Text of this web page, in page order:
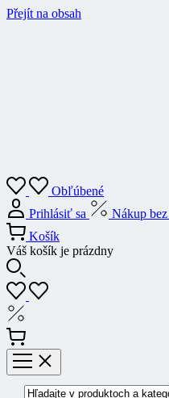
Přejít na obsah
Obľúbené
Prihlásiť sa
Nákup
Košík
Váš košík je prázdny